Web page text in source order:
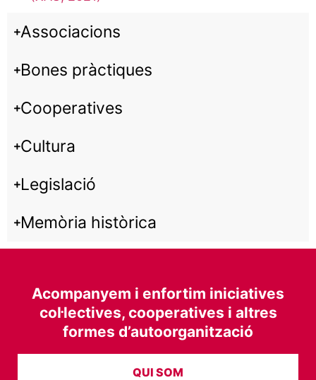
Associacions
Bones pràctiques
Cooperatives
Cultura
Legislació
Memòria històrica
Acompanyem i enfortim iniciatives
col·lectives, cooperatives i altres
formes d’autoorganització
QUI SOM